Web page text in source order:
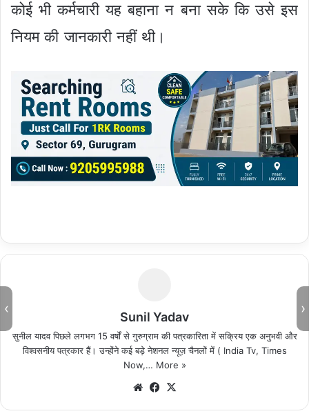
कोई भी कर्मचारी यह बहाना न बना सके कि उसे इस
नियम की जानकारी नहीं थी।
Sunil Yadav
सुनील यादव पिछले लगभग 15 वर्षों से गुरुग्राम की पत्रकारिता में सक्रिय एक अनुभवी और
विश्वसनीय पत्रकार हैं। उन्होंने कई बड़े नेशनल न्यूज़ चैनलों में ( India Tv, Times
Now,… More »
We Fa
‹ ›